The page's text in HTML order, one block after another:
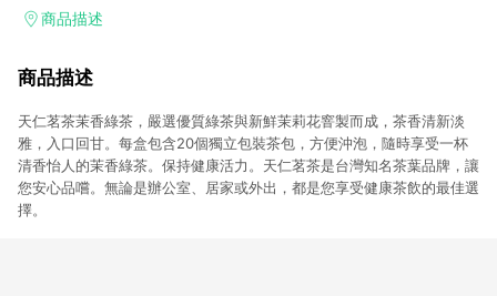
加入WOW會員告別湊免運，火箭速配、火箭跨境優質選品不限金
商品描述
商品描述
天仁茗茶茉香綠茶，嚴選優質綠茶與新鮮茉莉花窨製而成，茶香清新淡
雅，入口回甘。每盒包含20個獨立包裝茶包，方便沖泡，隨時享受一杯
清香怡人的茉香綠茶。保持健康活力。天仁茗茶是台灣知名茶葉品牌，讓
您安心品嚐。無論是辦公室、居家或外出，都是您享受健康茶飲的最佳選
擇。